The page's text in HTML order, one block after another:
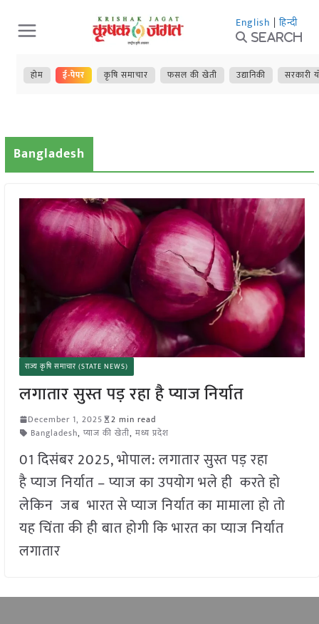
Skip
to
content
English | हिन्दी
Search
होम ई-पेपर कृषि समाचार फसल की खेती उद्यानिकी सरकारी
Bangladesh
राज्य कृषि समाचार (STATE NEWS)
लगातार सुस्त पड़ रहा है प्याज निर्यात
December 1, 2025
2 min read
Bangladesh, प्याज की खेती, मध्य प्रदेश
01 दिसंबर 2025, भोपाल: लगातार सुस्त पड़ रहा
है प्याज निर्यात – प्याज का उपयोग भले ही करते हो
लेकिन जब भारत से प्याज निर्यात का मामाला हो तो
यह चिंता की ही बात होगी कि भारत का प्याज निर्यात
लगातार